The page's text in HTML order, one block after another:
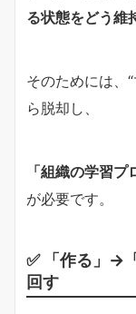
る状態をどう維
そのためには、
ら脱却し、
「組織の学習
が必要です。
✅ 「作る」→
回す